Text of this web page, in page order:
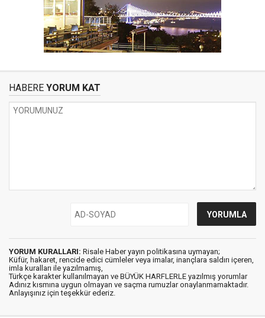
HABERE YORUM KAT
YORUM KURALLARI: Risale Haber yayın politikasına uymayan;
Küfür, hakaret, rencide edici cümleler veya imalar, inançlara saldırı içeren,
imla kuralları ile yazılmamış,
Türkçe karakter kullanılmayan ve BÜYÜK HARFLERLE yazılmış yorumlar
Adınız kısmına uygun olmayan ve saçma rumuzlar onaylanmamaktadır.
Anlayışınız için teşekkür ederiz.